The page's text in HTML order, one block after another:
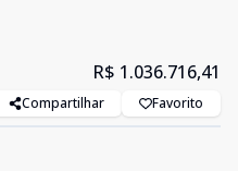
R$ 1.036.716,41
Compartilhar Favorito